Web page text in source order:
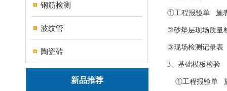
钢筋检测
波纹管
陶瓷砖
新品推荐
①工程报验单 施
②砂垫层现场质量
③现场检测记录表
3、基础模板检验
①工程报验单 施